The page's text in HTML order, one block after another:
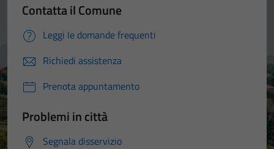
Contatta il Comune
Leggi le domande frequenti
Richiedi assistenza
Prenota appuntamento
Problemi in città
Segnala disservizio